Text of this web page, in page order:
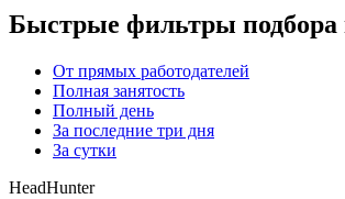
Быстрые фильтры подбора
От прямых работодателей
Полная занятость
Полный день
За последние три дня
За сутки
HeadHunter